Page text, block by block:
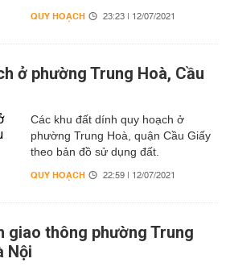
QUY HOẠCH 23:23 | 12/07/2021
ở phường Trung Hoà, Cầu
Các khu đất dính quy hoạch ở
phường Trung Hoà, quận Cầu Giấy
theo bản đồ sử dụng đất.
QUY HOẠCH 22:59 | 12/07/2021
giao thông phường Trung
Nội